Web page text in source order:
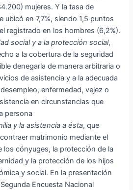
mujeres. Y la tasa de
ubicó en 7,7%, siendo 1,5 puntos
registrado en los hombres (6,2%).
social y a la protección social,
a la cobertura de la seguridad
denegarla de manera arbitraria o
de asistencia y a la adecuada
enfermedad, vejez o
en circunstancias que
persona
y la asistencia a ésta, que
matrimonio mediante el
los cónyuges, la protección de la
y la protección de los hijos
y social. En la presentación
Encuesta Nacional